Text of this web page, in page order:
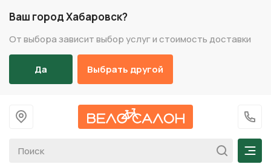
Ваш город Хабаровск?
От выбора зависит выбор услуг и стоимость доставки
Да Выбрать другой
На главную
+7